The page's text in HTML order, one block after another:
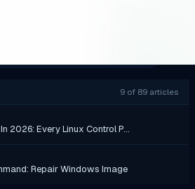
9 of 89 articles
2026: Every Linux Control P…
Repair Windows Image